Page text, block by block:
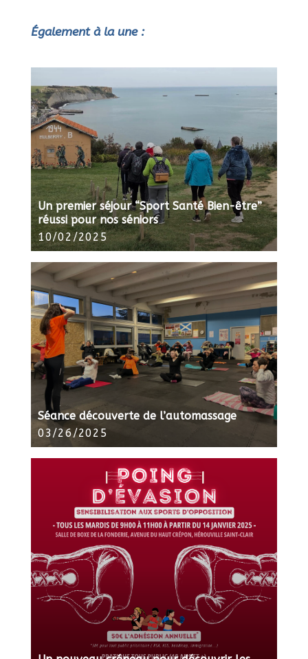
Également à la une :
Un premier séjour “Sport Santé Bien-être”
réussi pour nos séniors
10/02/2025
Séance découverte de l’automassage
03/26/2025